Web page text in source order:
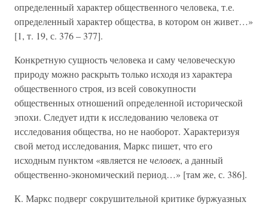
определенный характер общественного человека, т.е.
определенный характер общества, в котором он живет…»
[1, т. 19, с. 376 – 377].
Конкретную сущность человека и саму человеческую
природу можно раскрыть только исходя из характера
общественного строя, из всей совокупности
общественных отношений определенной исторической
эпохи. Следует идти к исследованию человека от
исследования общества, но не наоборот. Характеризуя
свой метод исследования, Маркс пишет, что его
исходным пунктом «является нечеловек, а данный
общественно-экономический период…» [там же, с. 386].
К. Маркс подверг сокрушительной критике буржуазных